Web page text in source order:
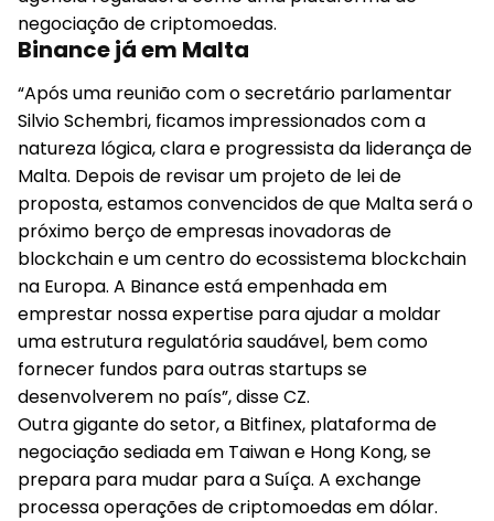
negociação de criptomoedas.
Binance já em Malta
“Após uma reunião com o secretário parlamentar
Silvio Schembri, ficamos impressionados com a
natureza lógica, clara e progressista da liderança de
Malta. Depois de revisar um projeto de lei de
proposta, estamos convencidos de que Malta será o
próximo berço de empresas inovadoras de
blockchain e um centro do ecossistema blockchain
na Europa. A Binance está empenhada em
emprestar nossa expertise para ajudar a moldar
uma estrutura regulatória saudável, bem como
fornecer fundos para outras startups se
desenvolverem no país”, disse CZ.
Outra gigante do setor, a Bitfinex, plataforma de
negociação sediada em Taiwan e Hong Kong, se
prepara para mudar para a Suíça. A exchange
processa operações de criptomoedas em dólar.